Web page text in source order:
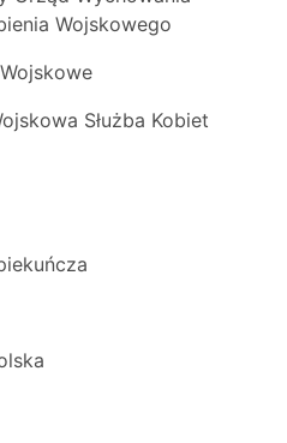
Wojskowego
Służba Kobiet